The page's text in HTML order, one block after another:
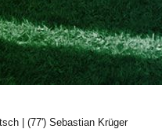
| (77') 